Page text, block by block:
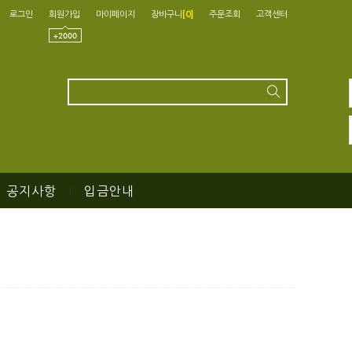
로그인 회원가입 마이페이지 장바구니[0] 주문조회 고객센터
공지사항 | 입금안내